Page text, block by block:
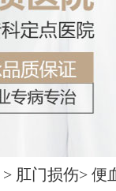
> 肛门损伤> 便